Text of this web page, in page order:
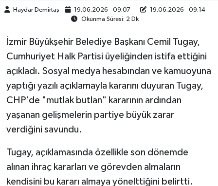
Haydar Demirtaş 19.06.2026 - 09:07
19.06.2026 - 09:14
Okunma Süresi: 2 Dk
İzmir Büyükşehir Belediye Başkanı Cemil Tugay,
Cumhuriyet Halk Partisi üyeliğinden istifa ettiğini
açıkladı. Sosyal medya hesabından ve kamuoyuna
yaptığı yazılı açıklamayla kararını duyuran Tugay,
CHP'de "mutlak butlan" kararının ardından
yaşanan gelişmelerin partiye büyük zarar
verdiğini savundu.
Tugay, açıklamasında özellikle son dönemde
alınan ihraç kararları ve görevden almaların
kendisini bu kararı almaya yönelttiğini belirtti.